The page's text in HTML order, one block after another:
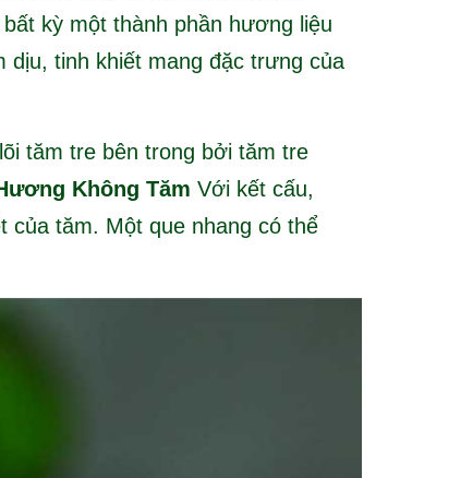
kỳ một thành phần hương liệu
tinh khiết mang đặc trưng của
tăm tre bên trong bởi tăm tre
Không Tăm Với kết cấu,
tăm. Một que nhang có thể